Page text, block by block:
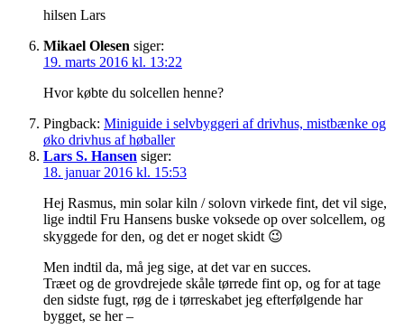
hilsen Lars
Mikael Olesen siger:
19. marts 2016 kl. 13:22
Hvor købte du solcellen henne?
Pingback: Miniguide i selvbyggeri af drivhus, mistbænke og
øko drivhus af høballer
Lars S. Hansen siger:
18. januar 2016 kl. 15:53
Hej Rasmus, min solar kiln / solovn virkede fint, det vil sige,
lige indtil Fru Hansens buske voksede op over solcellem, og
skyggede for den, og det er noget skidt 😉
Men indtil da, må jeg sige, at det var en succes.
Træet og de grovdrejede skåle tørrede fint op, og for at tage
den sidste fugt, røg de i tørreskabet jeg efterfølgende har
bygget, se her –